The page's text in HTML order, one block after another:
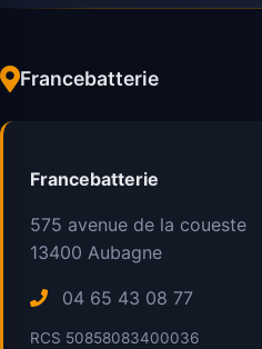
Francebatterie
Francebatterie
575 avenue de la coueste
13400 Aubagne
04 65 43 08 77
RCS 50858083400036